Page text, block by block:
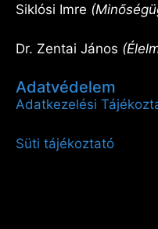
Siklósi Imre
Dr. Zentai János
Adatvédelem
Adatkezelési
Süti tájékoztató